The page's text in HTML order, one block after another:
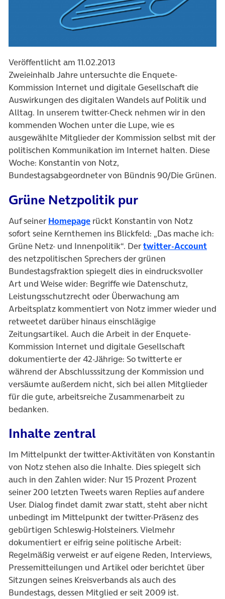
Veröffentlicht am 11.02.2013
Zweieinhalb Jahre untersuchte die Enquete-
Kommission Internet und digitale Gesellschaft die
Auswirkungen des digitalen Wandels auf Politik und
Alltag. In unserem twitter-Check nehmen wir in den
kommenden Wochen unter die Lupe, wie es
ausgewählte Mitglieder der Kommission selbst mit der
politischen Kommunikation im Internet halten. Diese
Woche: Konstantin von Notz,
Bundestagsabgeordneter von Bündnis 90/Die Grünen.
Grüne Netzpolitik pur
Auf seiner Homepage(öffnet in neuem Tab)
rückt Konstantin von Notz
sofort seine Kernthemen ins Blickfeld: „Das mache ich:
Grüne Netz- und Innenpolitik“. Dertwitter-Account
des netzpolitischen Sprechers der grünen
Bundestagsfraktion spiegelt dies in eindrucksvoller
Art und Weise wider: Begriffe wie Datenschutz,
Leistungsschutzrecht oder Überwachung am
Arbeitsplatz kommentiert von Notz immer wieder und
retweetet darüber hinaus einschlägige
Zeitungsartikel. Auch die Arbeit in der Enquete-
Kommission Internet und digitale Gesellschaft
dokumentierte der 42-Jährige: So twitterte er
während der Abschlusssitzung der Kommission und
versäumte außerdem nicht, sich bei allen Mitglieder
für die gute, arbeitsreiche Zusammenarbeit zu
bedanken.
Inhalte zentral
Im Mittelpunkt der twitter-Aktivitäten von Konstantin
von Notz stehen also die Inhalte. Dies spiegelt sich
auch in den Zahlen wider: Nur 15 Prozent Prozent
seiner 200 letzten Tweets waren Replies auf andere
User. Dialog findet damit zwar statt, steht aber nicht
unbedingt im Mittelpunkt der twitter-Präsenz des
gebürtigen Schleswig-Holsteiners. Vielmehr
dokumentiert er eifrig seine politische Arbeit:
Regelmäßig verweist er auf eigene Reden, Interviews,
Pressemitteilungen und Artikel oder berichtet über
Sitzungen seines Kreisverbands als auch des
Bundestags, dessen Mitglied er seit 2009 ist.